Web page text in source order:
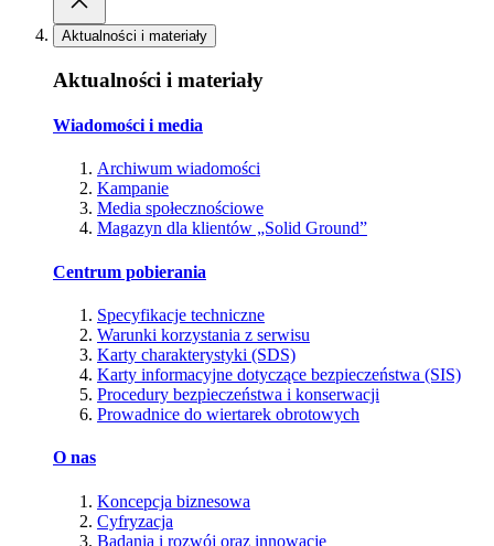
Aktualności i materiały
Aktualności i materiały
Wiadomości i media
Archiwum wiadomości
Kampanie
Media społecznościowe
Magazyn dla klientów „Solid Ground”
Centrum pobierania
Specyfikacje techniczne
Warunki korzystania z serwisu
Karty charakterystyki (SDS)
Karty informacyjne dotyczące bezpieczeństwa (SIS)
Procedury bezpieczeństwa i konserwacji
Prowadnice do wiertarek obrotowych
O nas
Koncepcja biznesowa
Cyfryzacja
Badania i rozwój oraz innowacje